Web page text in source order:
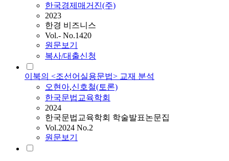
한국경제매거진(주)
2023
한경 비즈니스
Vol.- No.1420
원문보기
복사/대출신청
이북의 <조선어실용문법> 교재 분석
오현아,신호철(토론)
한국문법교육학회
2024
한국문법교육학회 학술발표논문집
Vol.2024 No.2
원문보기